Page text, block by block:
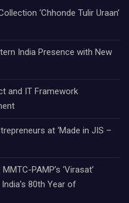
‘Chhonde Tulir Uraan’
India Presence with New
and IT Framework
at ‘Made in JIS –
PAMP’s ‘Virasat’
80th Year of